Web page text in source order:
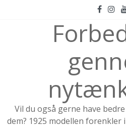
Vil du også gerne have
dem? 1925 modellen